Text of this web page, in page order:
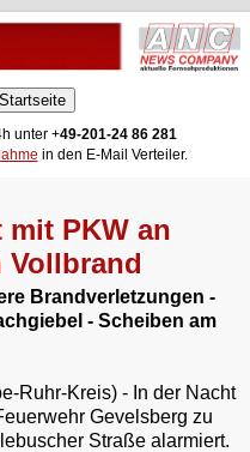
unter +49-201-24 86 281
in den E-Mail Verteiler.
mit PKW an
Vollbrand
Brandverletzungen -
- Scheiben am
Ruhr-Kreis) - In der Nacht
Gevelsberg zu
Straße alarmiert.